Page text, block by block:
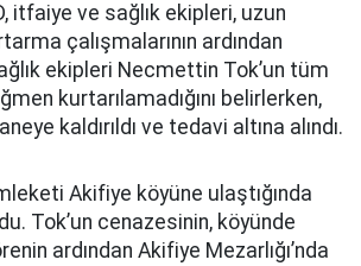
itfaiye ve sağlık ekipleri, uzun
çalışmalarının ardından
ekipleri Necmettin Tok’un tüm
kurtarılamadığını belirlerken,
kaldırıldı ve tedavi altına alındı.
Akifiye köyüne ulaştığında
Tok’un cenazesinin, köyünde
ardından Akifiye Mezarlığı’nda